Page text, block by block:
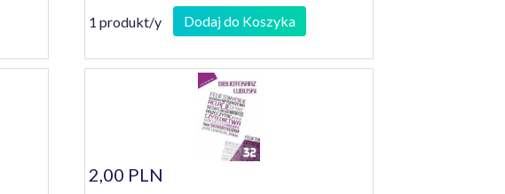
1 produkt/y Dodaj do Koszyka
2,00 PLN